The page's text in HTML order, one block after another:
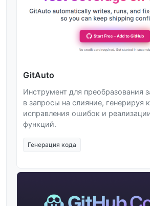
GitAuto
Инструмент для преобразования
в запросы на слияние, генерируя
исправления ошибок и
функций.
Генерация кода